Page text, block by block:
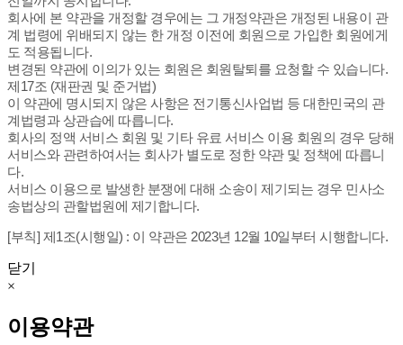
회사에 본 약관을 개정할 경우에는 그 개정약관은 개정된 내용이 관
계 법령에 위배되지 않는 한 개정 이전에 회원으로 가입한 회원에게
도 적용됩니다.
변경된 약관에 이의가 있는 회원은 회원탈퇴를 요청할 수 있습니다.
제17조 (재판권 및 준거법)
이 약관에 명시되지 않은 사항은 전기통신사업법 등 대한민국의 관
계법령과 상관습에 따릅니다.
회사의 정액 서비스 회원 및 기타 유료 서비스 이용 회원의 경우 당해
서비스와 관련하여서는 회사가 별도로 정한 약관 및 정책에 따릅니
다.
서비스 이용으로 발생한 분쟁에 대해 소송이 제기되는 경우 민사소
송법상의 관할법원에 제기합니다.
[부칙] 제1조(시행일) : 이 약관은 2023년 12월 10일부터 시행합니다.
닫기
×
이용약관